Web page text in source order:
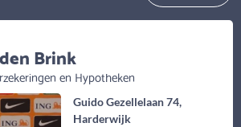
Guido Gezellelaan 74,
Harderwijk
Brink
en Hypotheken